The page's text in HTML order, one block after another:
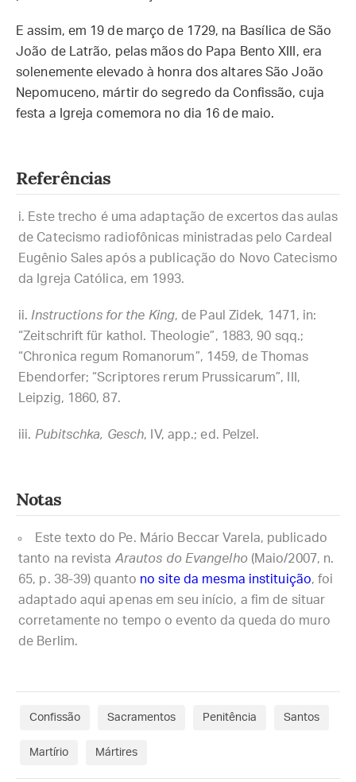
E assim, em 19 de março de 1729, na Basílica de São
João de Latrão, pelas mãos do Papa Bento XIII, era
solenemente elevado à honra dos altares São João
Nepomuceno, mártir do segredo da Confissão, cuja
festa a Igreja comemora no dia 16 de maio.
Referências
Este trecho é uma adaptação de excertos das aulas
de Catecismo radiofônicas ministradas pelo Cardeal
Eugênio Sales após a publicação do Novo Catecismo
da Igreja Católica, em 1993.
Instructions for the King, de Paul Zidek, 1471, in:
“Zeitschrift für kathol. Theologie”, 1883, 90 sqq.;
“Chronica regum Romanorum”, 1459, de Thomas
Ebendorfer; “Scriptores rerum Prussicarum”, III,
Leipzig, 1860, 87.
Pubitschka, Gesch, IV, app.; ed. Pelzel.
Notas
Este texto do Pe. Mário Beccar Varela, publicado
tanto na revista Arautos do Evangelho(Maio/2007, n.
65, p. 38-39) quanto no site da mesma instituição, foi
adaptado aqui apenas em seu início, a fim de situar
corretamente no tempo o evento da queda do muro
de Berlim.
Confissão Sacramentos Penitência Santos
Martírio Mártires